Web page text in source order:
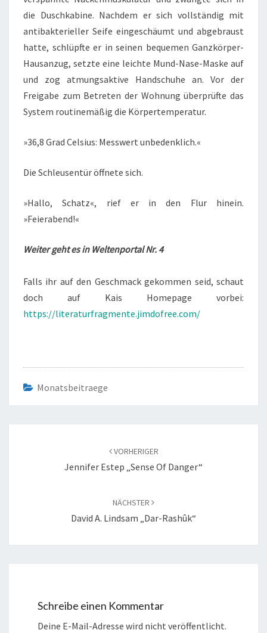
die Duschkabine. Nachdem er sich vollständig mit
antibakterieller Seife eingeschäumt und abgebraust
hatte, schlüpfte er in seinen bequemen Ganzkörper-
Hausanzug, setzte eine leichte Mund-Nase-Maske auf
und zog atmungsaktive Handschuhe an. Vor der
Freigabe zum Betreten der Wohnung überprüfte das
System routinemäßig die Körpertemperatur.
»36,8 Grad Celsius: Messwert unbedenklich.«
Die Schleusentür öffnete sich.
»Hallo, Schatz«, rief er in den Flur hinein.
»Feierabend!«
Weiter geht es in Weltenportal Nr. 4
Falls ihr auf den Geschmack gekommen seid, schaut
doch auf Kais Homepage vorbei:
https://literaturfragmente.jimdofree.com/
Monatsbeitraege
VORHERIGER
Jennifer Estep „Sense Of Danger“
NÄCHSTER
David A. Lindsam „Dar-Rashûk“
Schreibe einen Kommentar
Deine E-Mail-Adresse wird nicht veröffentlicht.